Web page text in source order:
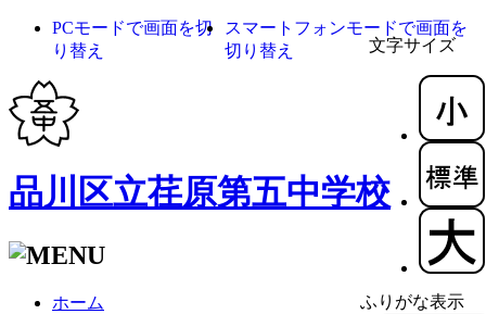
文字サイズ
ふりがな表示
PCモードで画面を切
り替え
スマートフォンモードで画面を
切り替え
品川区立荏原第五中学校
ホーム